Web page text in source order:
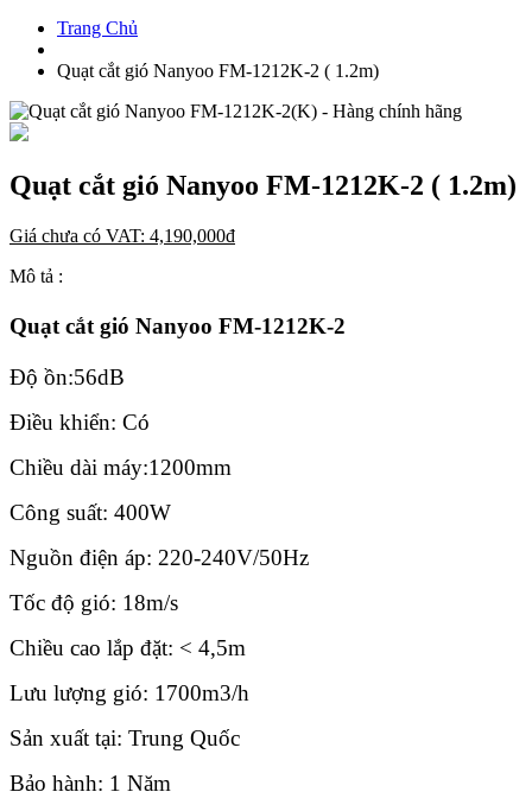
Trang Chủ
Quạt cắt gió Nanyoo FM-1212K-2 ( 1.2m)
Quạt cắt gió Nanyoo FM-1212K-2 ( 1.2m)
Giá chưa có VAT: 4,190,000đ
Mô tả :
Quạt cắt gió Nanyoo FM-1212K-2
Độ ồn:56dB
Điều khiển: Có
Chiều dài máy:1200mm
Công suất: 400W
Nguồn điện áp: 220-240V/50Hz
Tốc độ gió: 18m/s
Chiều cao lắp đặt: < 4,5m
Lưu lượng gió: 1700m3/h
Sản xuất tại: Trung Quốc
Bảo hành: 1 Năm